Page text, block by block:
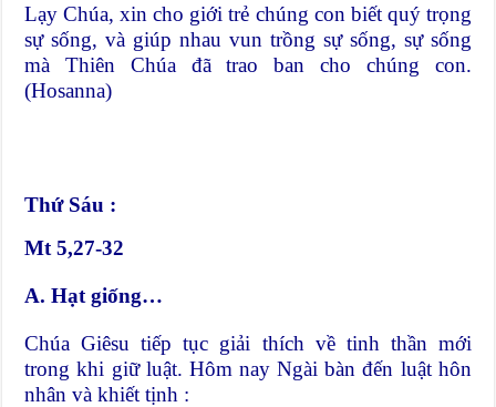
Lạy Chúa, xin cho giới trẻ chúng con biết quý trọng
sự sống, và giúp nhau vun trồng sự sống, sự sống
mà Thiên Chúa đã trao ban cho chúng con.
(Hosanna)
Thứ Sáu :
Mt 5,27-32
A. Hạt giống…
Chúa Giêsu tiếp tục giải thích về tinh thần mới
trong khi giữ luật. Hôm nay Ngài bàn đến luật hôn
nhân và khiết tịnh :